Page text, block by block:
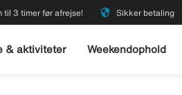
til 3 timer før afrejse! security Sikker betaling
& aktiviteter Weekendophold